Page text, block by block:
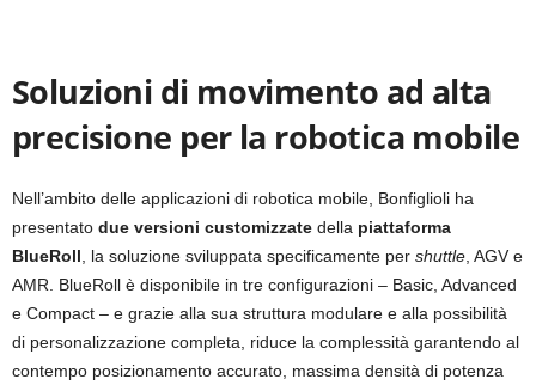
Soluzioni di movimento ad alta
precisione per la robotica mobile
Nell’ambito delle applicazioni di robotica mobile, Bonfiglioli ha
presentato due versioni customizzate della piattaforma
BlueRoll , la soluzione sviluppata specificamente per shuttle , AGV e
AMR. BlueRoll è disponibile in tre configurazioni – Basic, Advanced
e Compact – e grazie alla sua struttura modulare e alla possibilità
di personalizzazione completa, riduce la complessità garantendo al
contempo posizionamento accurato, massima densità di potenza